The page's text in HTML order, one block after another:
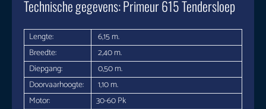
Technische gegevens: Primeur 615 Tendersloep
Lengte:
6,15 m.
Breedte:
2,40 m.
Diepgang:
0,50 m.
Doorvaarhoogte:
1,10 m.
Motor:
30-60 Pk